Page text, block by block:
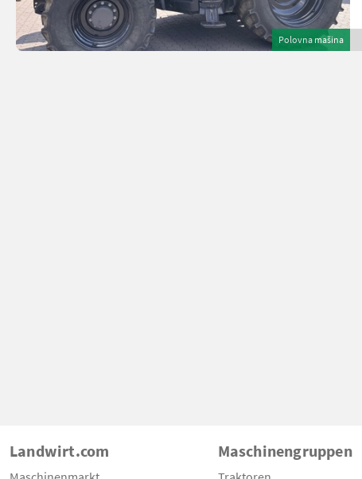
Polovna mašina
Landwirt.com Maschinengruppen